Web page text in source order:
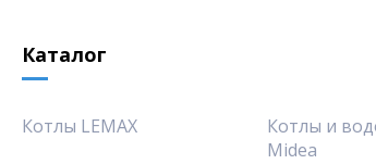
Каталог
Котлы LEMAX
Котлы и
Midea